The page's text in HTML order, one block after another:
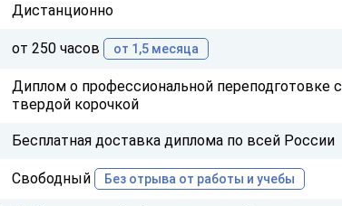
Дистанционно
от 250 часов от 1,5 месяца
Диплом о профессиональной переподготовке с
твердой корочкой
Бесплатная доставка диплома по всей России
Свободный Без отрыва от работы и учебы